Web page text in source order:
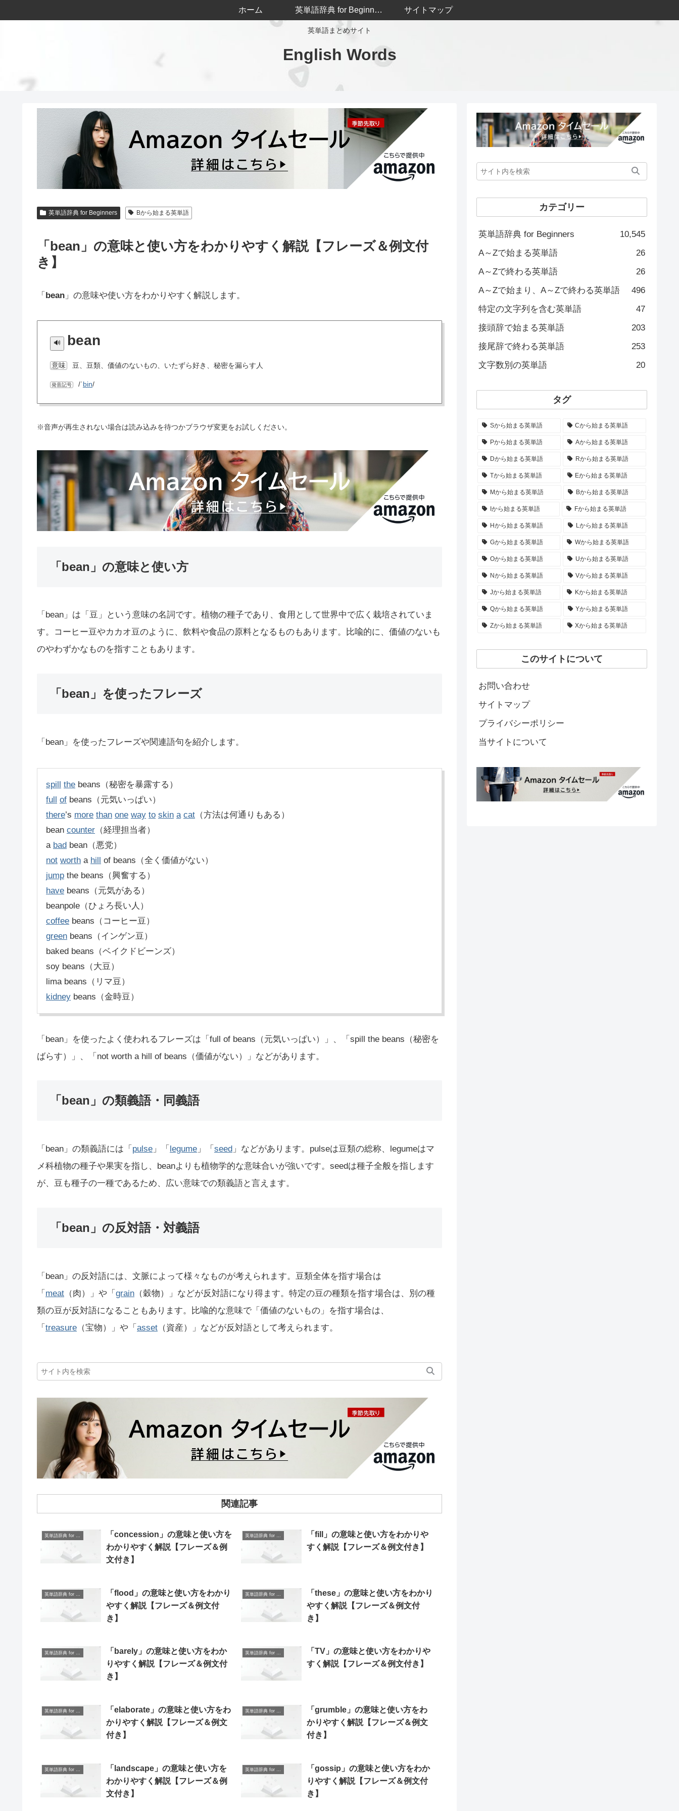
英単語まとめサイト
English Words
ホーム 英単語辞典 for Beginners サイトマップ
英単語辞典 for Beginners Bから始まる英単語
「bean」の意味と使い方をわかりやすく解説【フレーズ＆例文付
き】
「 bean 」の意味や使い方をわかりやすく解説します。
bean
意味 豆、豆類、価値のないもの、いたずら好き、秘密を漏らす人
発音記号 /ˈbin/
※音声が再生されない場合は読み込みを待つかブラウザ変更をお試しください。
「bean」の意味と使い方
「bean」は「豆」という意味の名詞です。植物の種子であり、食用として世界中で広く栽培されていま
す。コーヒー豆やカカオ豆のように、飲料や食品の原料となるものもあります。比喩的に、価値のないも
のやわずかなものを指すこともあります。
「bean」を使ったフレーズ
「bean」を使ったフレーズや関連語句を紹介します。
spill the beans（秘密を暴露する）
full of beans（元気いっぱい）
there’s more than one way to skin a cat （方法は何通りもある）
bean counter （経理担当者）
a bad bean（悪党）
not worth a hill of beans（全く価値がない）
jump the beans（興奮する）
have beans（元気がある）
beanpole（ひょろ長い人）
coffee beans（コーヒー豆）
green beans（インゲン豆）
baked beans（ベイクドビーンズ）
soy beans（大豆）
lima beans（リマ豆）
kidney beans（金時豆）
「bean」を使ったよく使われるフレーズは「full of beans（元気いっぱい）」、「spill the beans（秘密を
ばらす）」、「not worth a hill of beans（価値がない）」などがあります。
「bean」の類義語・同義語
「bean」の類義語には「 pulse 」「 legume 」「 seed 」などがあります。pulseは豆類の総称、legumeはマ
メ科植物の種子や果実を指し、beanよりも植物学的な意味合いが強いです。seedは種子全般を指します
が、豆も種子の一種であるため、広い意味での類義語と言えます。
「bean」の反対語・対義語
「bean」の反対語には、文脈によって様々なものが考えられます。豆類全体を指す場合は
「 meat （肉）」や「 grain （穀物）」などが反対語になり得ます。特定の豆の種類を指す場合は、別の種
類の豆が反対語になることもあります。比喩的な意味で「価値のないもの」を指す場合は、
「 treasure （宝物）」や「 asset （資産）」などが反対語として考えられます。
関連記事
「concession」の意味と使い方を
わかりやすく解説【フレーズ＆例
文付き】
「fill」の意味と使い方をわかりや
すく解説【フレーズ＆例文付き】
「flood」の意味と使い方をわかり
やすく解説【フレーズ＆例文付
き】
「these」の意味と使い方をわかり
やすく解説【フレーズ＆例文付
き】
「barely」の意味と使い方をわか
りやすく解説【フレーズ＆例文付
き】
「TV」の意味と使い方をわかりや
すく解説【フレーズ＆例文付き】
英単語辞典 for Beginners
「elaborate」の意味と使い方をわ
かりやすく解説【フレーズ＆例文
付き】
英単語辞典 for Beginners
「grumble」の意味と使い方をわ
かりやすく解説【フレーズ＆例文
付き】
英単語辞典 for Beginners
「landscape」の意味と使い方を
わかりやすく解説【フレーズ＆例
文付き】
英単語辞典 for Beginners
「gossip」の意味と使い方をわか
りやすく解説【フレーズ＆例文付
き】
カテゴリー
英単語辞典 for Beginners
10,545
A～Zで始まる英単語
26
A～Zで終わる英単語
26
A～Zで始まり、A～Zで終わる英単語
496
特定の文字列を含む英単語
47
接頭辞で始まる英単語
203
接尾辞で終わる英単語
253
文字数別の英単語
20
タグ
Sから始まる英単語 Cから始まる英単語
Pから始まる英単語 Aから始まる英単語
Dから始まる英単語 Rから始まる英単語
Tから始まる英単語 Eから始まる英単語
Mから始まる英単語 Bから始まる英単語
Iから始まる英単語 Fから始まる英単語
Hから始まる英単語 Lから始まる英単語
Gから始まる英単語 Wから始まる英単語
Oから始まる英単語 Uから始まる英単語
Nから始まる英単語 Vから始まる英単語
Jから始まる英単語 Kから始まる英単語
Qから始まる英単語 Yから始まる英単語
Zから始まる英単語 Xから始まる英単語
このサイトについて
お問い合わせ
サイトマップ
プライバシーポリシー
当サイトについて